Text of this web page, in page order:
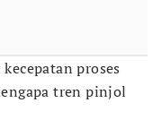
proses
tren pinjol